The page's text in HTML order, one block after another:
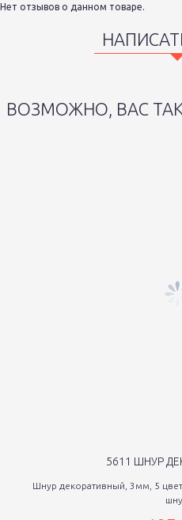
Нет отзывов о данном товаре.
ВОЗМОЖНО, ВАС
5611 ШНУР
Шнур декоративный, 3мм, 5